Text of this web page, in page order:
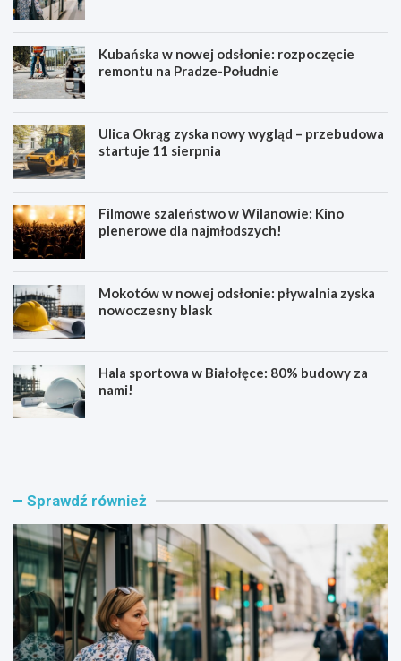
Kubańska w nowej odsłonie: rozpoczęcie
remontu na Pradze-Południe
Ulica Okrąg zyska nowy wygląd – przebudowa
startuje 11 sierpnia
Filmowe szaleństwo w Wilanowie: Kino
plenerowe dla najmłodszych!
Mokotów w nowej odsłonie: pływalnia zyska
nowoczesny blask
Hala sportowa w Białołęce: 80% budowy za
nami!
B
t
y
r
a
m
w
j
K
s
a
w
n
o
w
e
o
Sprawdź również